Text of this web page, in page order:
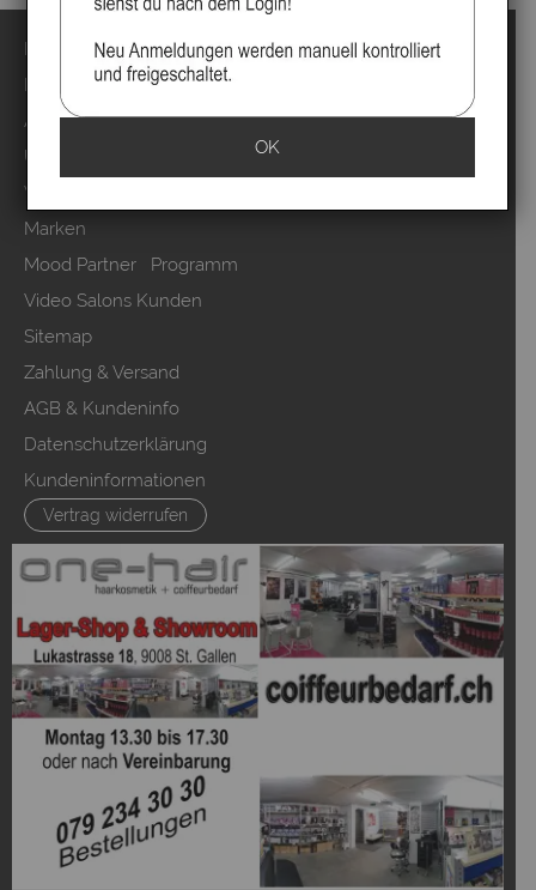
Impressum
Kontakt
Anmelden
Über uns
Video`s
Marken
Mood Partner Programm
Video Salons Kunden
Sitemap
Zahlung & Versand
AGB & Kundeninfo
Datenschutzerklärung
Kundeninformationen
Vertrag widerrufen
OK